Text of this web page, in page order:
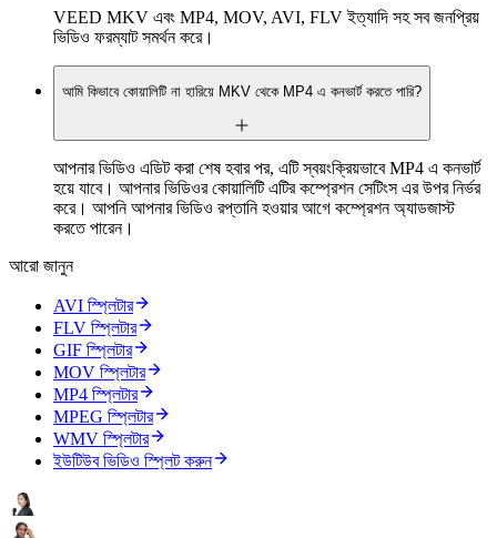
VEED MKV এবং MP4, MOV, AVI, FLV ইত্যাদি সহ সব জনপ্রিয়
ভিডিও ফরম্যাট সমর্থন করে।
আমি কিভাবে কোয়ালিটি না হারিয়ে MKV থেকে MP4 এ কনভার্ট করতে পারি?
আপনার ভিডিও এডিট করা শেষ হবার পর, এটি স্বয়ংক্রিয়ভাবে MP4 এ কনভার্ট
হয়ে যাবে। আপনার ভিডিওর কোয়ালিটি এটির কম্প্রেশন সেটিংস এর উপর নির্ভর
করে। আপনি আপনার ভিডিও রপ্তানি হওয়ার আগে কম্প্রেশন অ্যাডজাস্ট
করতে পারেন।
আরো জানুন
AVI স্প্লিটার
FLV স্প্লিটার
GIF স্প্লিটার
MOV স্প্লিটার
MP4 স্প্লিটার
MPEG স্প্লিটার
WMV স্প্লিটার
ইউটিউব ভিডিও স্প্লিট করুন